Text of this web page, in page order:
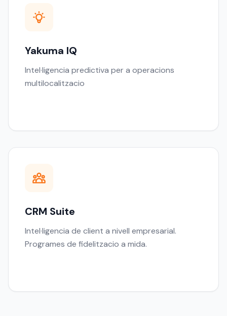
Yakuma IQ
Intel·ligencia predictiva per a operacions
multilocalitzacio
CRM Suite
Intel·ligencia de client a nivell empresarial.
Programes de fidelitzacio a mida.